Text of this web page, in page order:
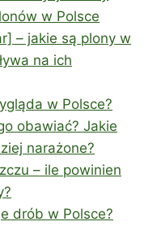
w Polsce
– jakie są plony w
na ich
w Polsce?
obawiać? Jakie
narażone?
– ile powinien
drób w Polsce?